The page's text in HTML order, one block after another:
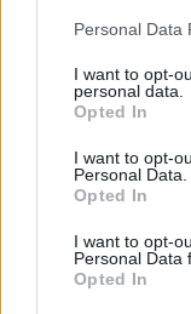
Personal Data
I want to opt-
personal data.
Opted In
I want to opt-
Personal Data.
Opted In
I want to opt-
Personal Data
Opted In
André Ek från